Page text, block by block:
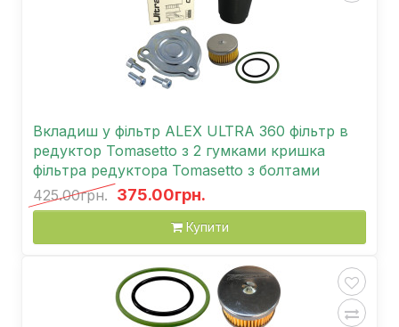
Вкладиш у фільтр ALEX ULTRA 360 фільтр в
редуктор Tomasetto з 2 гумками кришка
фільтра редуктора Tomasetto з болтами
425.00грн. 375.00грн.
Купити